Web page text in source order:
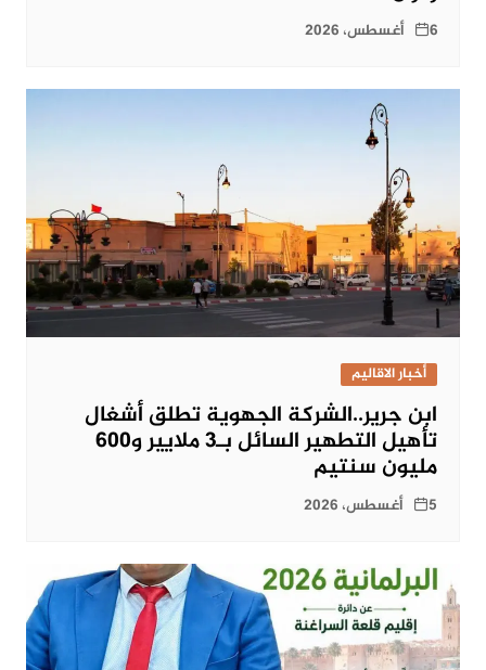
6 أغسطس، 2026
أخبار الاقاليم
ابن جرير..الشركة الجهوية تطلق أشغال
تأهيل التطهير السائل بـ3 ملايير و600
مليون سنتيم
5 أغسطس، 2026